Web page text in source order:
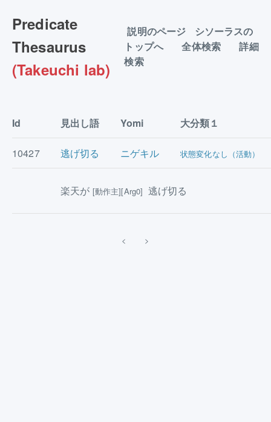
Predicate
Thesaurus
(Takeuchi lab)
説明のページ
シソーラスの
トップへ
全体検索
詳細
検索
Id 見出し語 Yomi 大分類１
10427 逃げ切る ニゲキル 状態変化なし（活動）
楽天が [動作主][Arg0] 逃げ切る
< >